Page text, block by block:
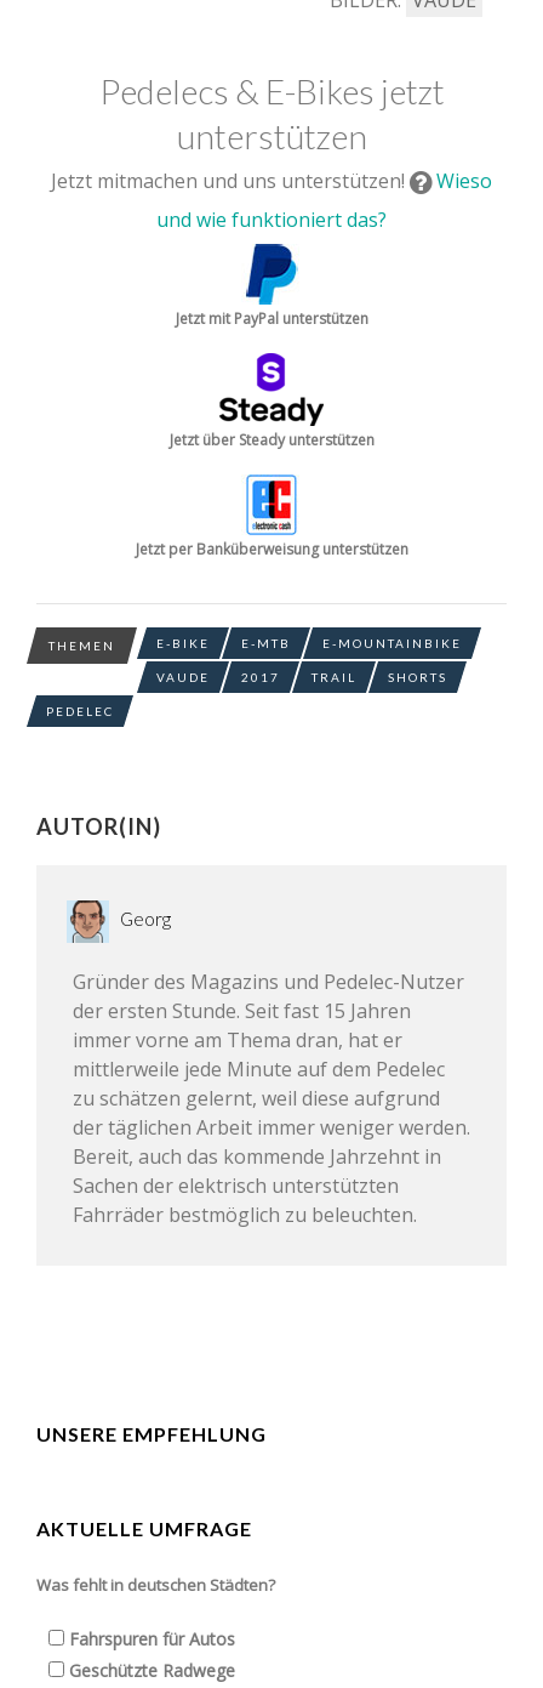
Pedelecs & E-Bikes jetzt
unterstützen
Jetzt mitmachen und uns unterstützen!
Wieso
und wie funktioniert das?
Jetzt mit PayPal unterstützen
Jetzt über Steady unterstützen
Jetzt per Banküberweisung unterstützen
THEMEN E-BIKE E-MTB E-MOUNTAINBIKE
VAUDE 2017 TRAIL SHORTS
PEDELEC
AUTOR(IN)
Georg
Gründer des Magazins und Pedelec-Nutzer
der ersten Stunde. Seit fast 15 Jahren
immer vorne am Thema dran, hat er
mittlerweile jede Minute auf dem Pedelec
zu schätzen gelernt, weil diese aufgrund
der täglichen Arbeit immer weniger werden.
Bereit, auch das kommende Jahrzehnt in
Sachen der elektrisch unterstützten
Fahrräder bestmöglich zu beleuchten.
UNSERE EMPFEHLUNG
AKTUELLE UMFRAGE
Was fehlt in deutschen Städten?
Fahrspuren für Autos
Geschützte Radwege